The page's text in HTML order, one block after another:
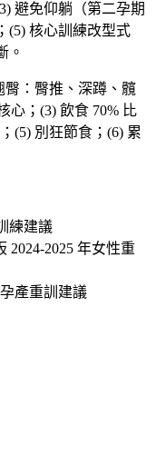
避免仰躺（第二孕期
(5) 核心訓練改型式
。
臀：臀推、深蹲、髖
心；(3) 飲食 70% 比
(5) 別狂節食；(6) 累
練建議
2024-2025 年女性重
孕產重訓建議